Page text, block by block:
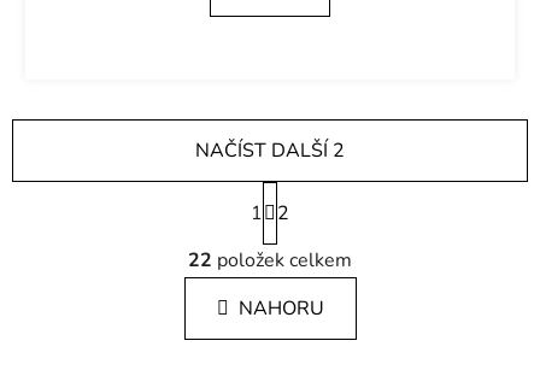
O
v
l
á
d
NAČÍST DALŠÍ 2
S
t
r
á
n
k
1
2
22 položek celkem
NAHORU